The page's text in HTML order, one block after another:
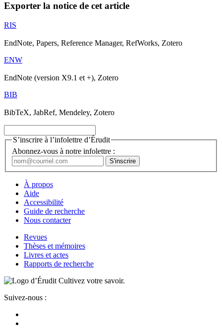
Exporter la notice de cet article
RIS
EndNote, Papers, Reference Manager, RefWorks, Zotero
ENW
EndNote (version X9.1 et +), Zotero
BIB
BibTeX, JabRef, Mendeley, Zotero
S’inscrire à l’infolettre d’Érudit
Abonnez-vous à notre infolettre :
À propos
Aide
Accessibilité
Guide de recherche
Nous contacter
Revues
Thèses et mémoires
Livres et actes
Rapports de recherche
Cultivez votre savoir.
Suivez-nous :